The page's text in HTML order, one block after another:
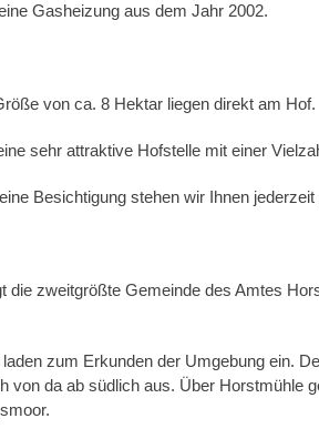
Gasheizung aus dem Jahr 2002.
von ca. 8 Hektar liegen direkt am Hof.
sehr attraktive Hofstelle mit einer
Besichtigung stehen wir Ihnen
die zweitgrößte Gemeinde des Amtes
zum Erkunden der Umgebung ein.
von da ab südlich aus. Über Horstmühle